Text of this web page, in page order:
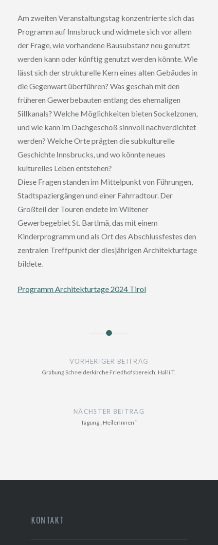
Am zweiten Veranstaltungstag konzentrierte sich das
Programm auf Innsbruck und widmete sich vor allem
der Frage, wie vorhandene Bausubstanz neu genutzt
werden kann oder künftig genutzt werden könnte. Wie
lässt sich der strukturelle Kern eines alten Gebäudes in
die Gegenwart überführen? Was geschah mit den
früheren Gewerbebauten entlang des ehemaligen
Sillkanals? Welche Möglichkeiten bieten Sockelzonen,
und wie kann im Dachgeschoß sinnvoll nachverdichtet
werden? Welche Orte prägten die subkulturelle
Geschichte Innsbrucks, und wo könnte neues
kulturelles Leben entstehen?
Diese Fragen standen im Mittelpunkt von Führungen,
Stadtspaziergängen und einer Fahrradtour. Der
Großteil der Touren endete im Wiltener
Gewerbegebiet St. Bartlmä, das mit einem
Kinderprogramm und als Ort des Abschlussfestes den
zentralen Treffpunkt der diesjährigen Architekturtage
bildete.
Programm Architekturtage 2024 Tirol
VORHERIGER BEITRAG
Grabung Schneiderkirche Friedhofsbereich, Hall i.T.
NÄCHSTER BEITRAG
Tagung „HeilerInnen“
KONTAKT